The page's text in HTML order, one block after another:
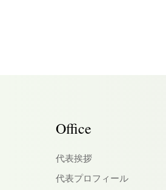
Office
代表挨拶
代表プロフィール